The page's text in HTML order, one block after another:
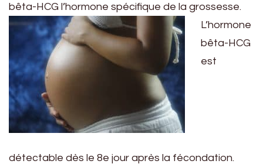
bêta-HCG l’hormone spécifique de la grossesse.
L’hormone
bêta-HCG
est
détectable dès le 8e jour après la fécondation.